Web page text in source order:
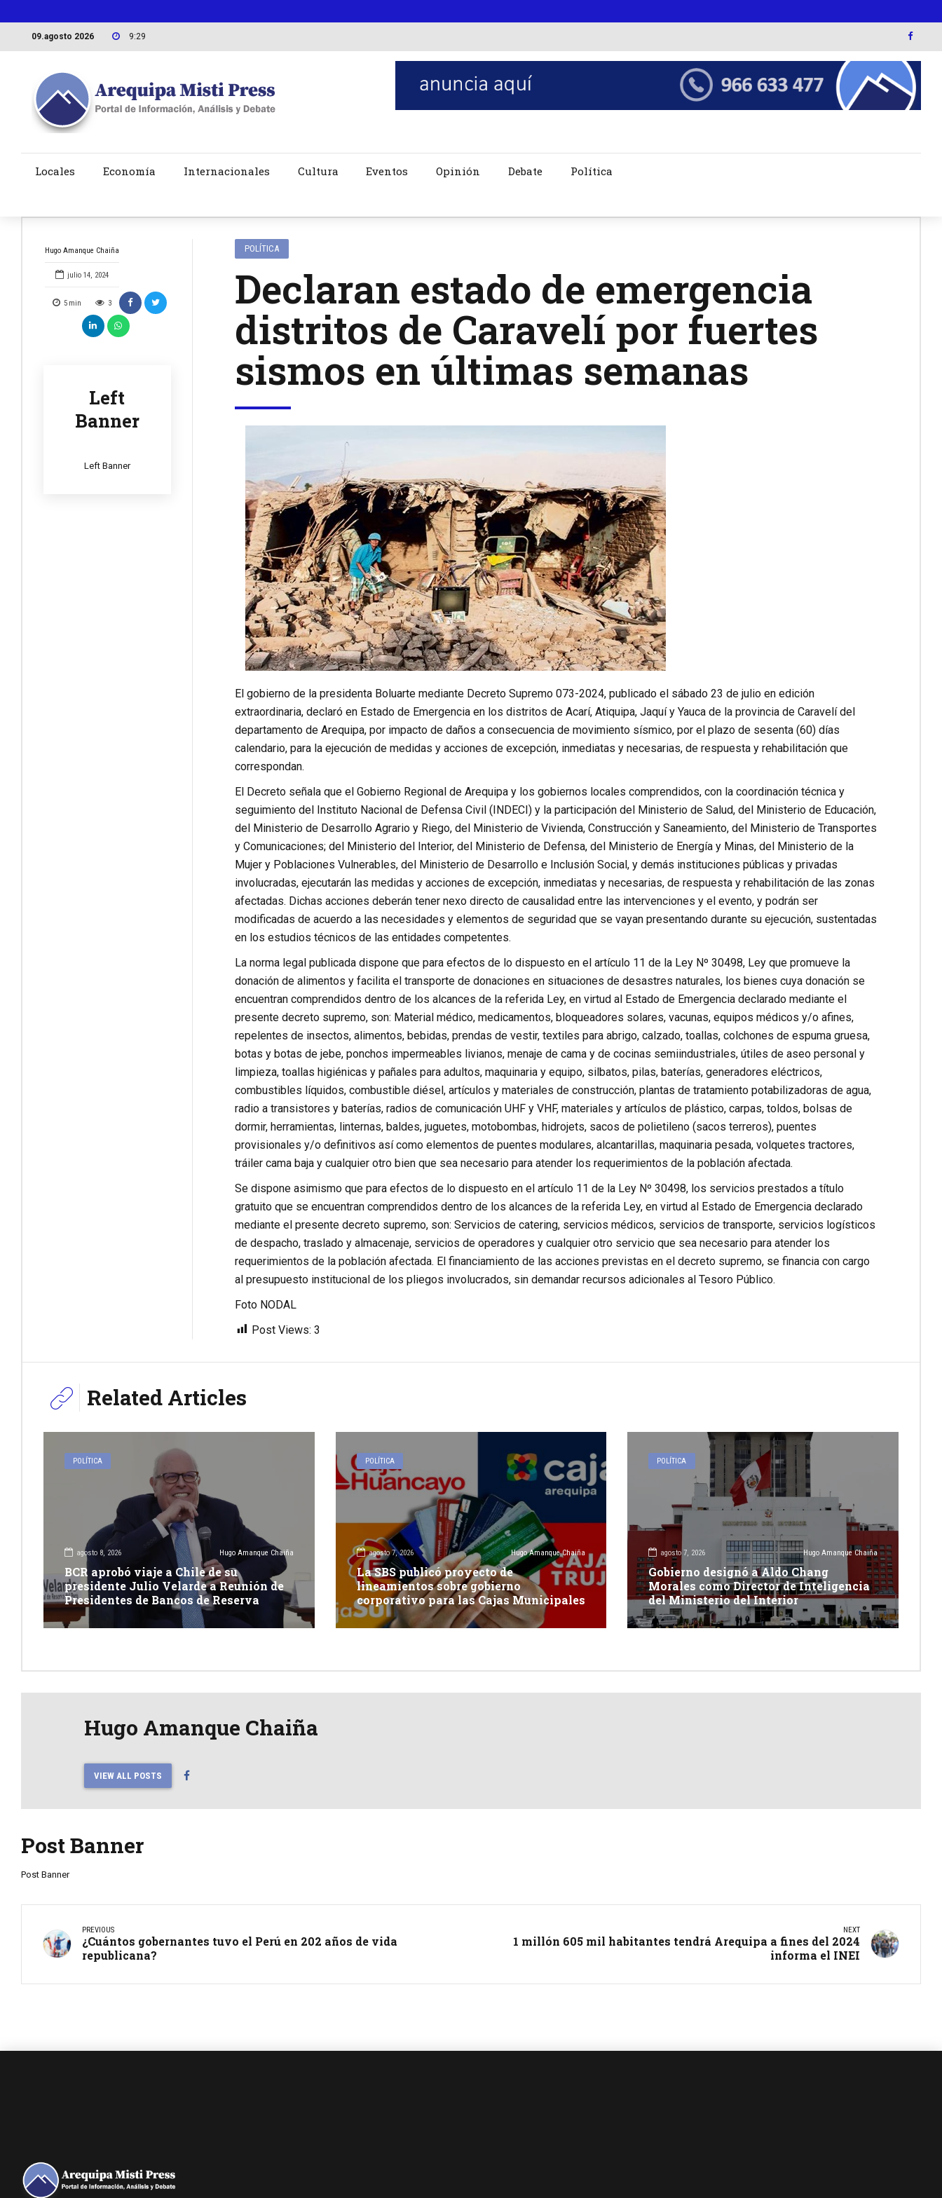
09.agosto 2026 9:29
Locales Economía Internacionales Cultura Eventos Opinión Debate Política
Hugo Amanque Chaiña
julio 14, 2024
5 min 3
Left
Banner
Left Banner
POLÍTICA
Declaran estado de emergencia
distritos de Caravelí por fuertes
sismos en últimas semanas
El gobierno de la presidenta Boluarte mediante Decreto Supremo 073-2024, publicado el sábado 23 de julio en edición
extraordinaria, declaró en Estado de Emergencia en los distritos de Acarí, Atiquipa, Jaquí y Yauca de la provincia de Caravelí del
departamento de Arequipa, por impacto de daños a consecuencia de movimiento sísmico, por el plazo de sesenta (60) días
calendario, para la ejecución de medidas y acciones de excepción, inmediatas y necesarias, de respuesta y rehabilitación que
correspondan.
El Decreto señala que el Gobierno Regional de Arequipa y los gobiernos locales comprendidos, con la coordinación técnica y
seguimiento del Instituto Nacional de Defensa Civil (INDECI) y la participación del Ministerio de Salud, del Ministerio de Educación,
del Ministerio de Desarrollo Agrario y Riego, del Ministerio de Vivienda, Construcción y Saneamiento, del Ministerio de Transportes
y Comunicaciones; del Ministerio del Interior, del Ministerio de Defensa, del Ministerio de Energía y Minas, del Ministerio de la
Mujer y Poblaciones Vulnerables, del Ministerio de Desarrollo e Inclusión Social, y demás instituciones públicas y privadas
involucradas, ejecutarán las medidas y acciones de excepción, inmediatas y necesarias, de respuesta y rehabilitación de las zonas
afectadas. Dichas acciones deberán tener nexo directo de causalidad entre las intervenciones y el evento, y podrán ser
modificadas de acuerdo a las necesidades y elementos de seguridad que se vayan presentando durante su ejecución, sustentadas
en los estudios técnicos de las entidades competentes.
La norma legal publicada dispone que para efectos de lo dispuesto en el artículo 11 de la Ley Nº 30498, Ley que promueve la
donación de alimentos y facilita el transporte de donaciones en situaciones de desastres naturales, los bienes cuya donación se
encuentran comprendidos dentro de los alcances de la referida Ley, en virtud al Estado de Emergencia declarado mediante el
presente decreto supremo, son: Material médico, medicamentos, bloqueadores solares, vacunas, equipos médicos y/o afines,
repelentes de insectos, alimentos, bebidas, prendas de vestir, textiles para abrigo, calzado, toallas, colchones de espuma gruesa,
botas y botas de jebe, ponchos impermeables livianos, menaje de cama y de cocinas semiindustriales, útiles de aseo personal y
limpieza, toallas higiénicas y pañales para adultos, maquinaria y equipo, silbatos, pilas, baterías, generadores eléctricos,
combustibles líquidos, combustible diésel, artículos y materiales de construcción, plantas de tratamiento potabilizadoras de agua,
radio a transistores y baterías, radios de comunicación UHF y VHF, materiales y artículos de plástico, carpas, toldos, bolsas de
dormir, herramientas, linternas, baldes, juguetes, motobombas, hidrojets, sacos de polietileno (sacos terreros), puentes
provisionales y/o definitivos así como elementos de puentes modulares, alcantarillas, maquinaria pesada, volquetes tractores,
tráiler cama baja y cualquier otro bien que sea necesario para atender los requerimientos de la población afectada.
Se dispone asimismo que para efectos de lo dispuesto en el artículo 11 de la Ley Nº 30498, los servicios prestados a título
gratuito que se encuentran comprendidos dentro de los alcances de la referida Ley, en virtud al Estado de Emergencia declarado
mediante el presente decreto supremo, son: Servicios de catering, servicios médicos, servicios de transporte, servicios logísticos
de despacho, traslado y almacenaje, servicios de operadores y cualquier otro servicio que sea necesario para atender los
requerimientos de la población afectada. El financiamiento de las acciones previstas en el decreto supremo, se financia con cargo
al presupuesto institucional de los pliegos involucrados, sin demandar recursos adicionales al Tesoro Público.
Foto NODAL
Post Views: 3
Related Articles
POLÍTICA
agosto 8, 2026 Hugo Amanque Chaiña
BCR aprobó viaje a Chile de su
presidente Julio Velarde a Reunión de
Presidentes de Bancos de Reserva
POLÍTICA
agosto 7, 2026 Hugo Amanque Chaiña
La SBS publicó proyecto de
lineamientos sobre gobierno
corporativo para las Cajas Municipales
POLÍTICA
agosto 7, 2026 Hugo Amanque Chaiña
Gobierno designó a Aldo Chang
Morales como Director de Inteligencia
del Ministerio del Interior
Hugo Amanque Chaiña
VIEW ALL POSTS
Post Banner
Post Banner
PREVIOUS
¿Cuántos gobernantes tuvo el Perú en 202 años de vida
republicana?
NEXT
1 millón 605 mil habitantes tendrá Arequipa a fines del 2024
informa el INEI